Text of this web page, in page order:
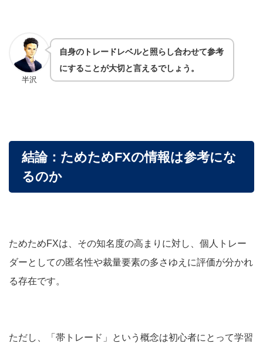
半沢
自身のトレードレベルと照らし合わせて参考
にすることが大切と言えるでしょう。
結論：ためためFXの情報は参考にな
るのか
ためためFXは、その知名度の高まりに対し、個人トレー
ダーとしての匿名性や裁量要素の多さゆえに評価が分かれ
る存在です。
ただし、「帯トレード」という概念は初心者にとって学習